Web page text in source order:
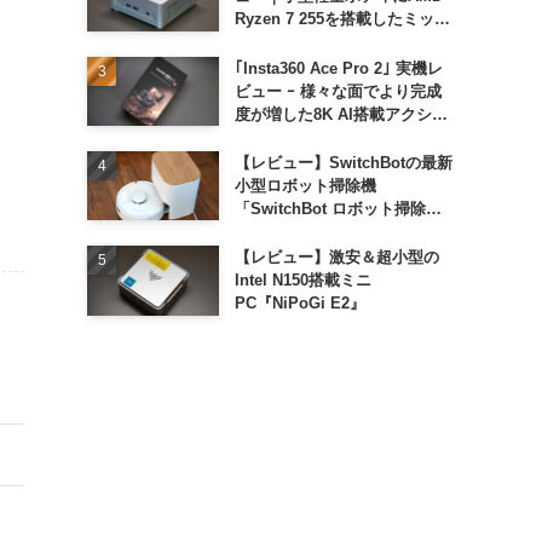
Ryzen 7 255を搭載したミッド
｢Insta360 Ace Pro 2｣ 実機レ
ビュー ｰ 様々な面でより完成
度が増した8K AI搭載アクショ
【レビュー】SwitchBotの最新
小型ロボット掃除機
「SwitchBot ロボット掃除機
【レビュー】激安＆超小型の
Intel N150搭載ミニ
PC『NiPoGi E2』